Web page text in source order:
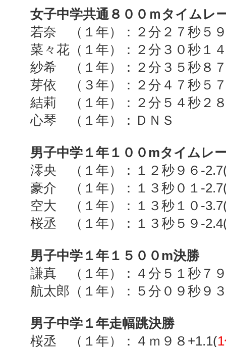
女子中学共通８００ｍタイムレ
若奈 （１年）：２分２７秒５
菜々花（１年）：２分３０秒１
紗希 （１年）：２分３５秒８
芽依 （３年）：２分４７秒５
結莉 （１年）：２分５４秒２
心琴 （１年）：ＤＮＳ
男子中学１年１００ mタイムレ
澪央 （１年）：１２秒９６ -
豪介 （１年）：１３秒０１ -
空大 （１年）：１３秒１０ -
桜丞 （１年）：１３秒５９ -
男子中学１年１５００ m決勝
謙真 （１年）：４分５１秒７
航太郎（１年）：５分０９秒９
男子中学１年走幅跳決勝
桜丞 （１年）：４ｍ９８ +1.1(1